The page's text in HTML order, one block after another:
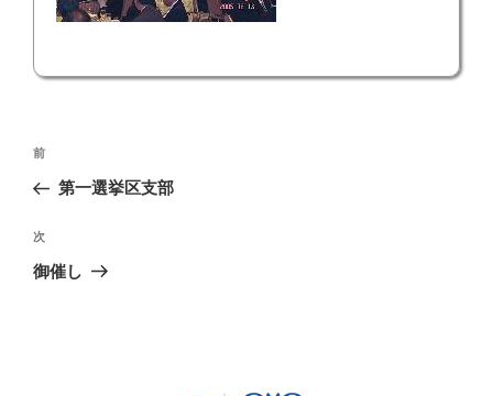
投
ナ
ビ
ゲ
前
の
稿
前
第一選挙区支部
次
の
次
御催し